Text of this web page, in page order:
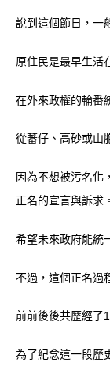
說到這個節日，一
原住民是最早生活
在外來政權的輪番
從蕃仔、高砂或山
因為不想被污名化
正名的宣言與訴求。
希望未來政府能統
不過，這個正名過
前前後後共歷經了
為了紀念這一段歷